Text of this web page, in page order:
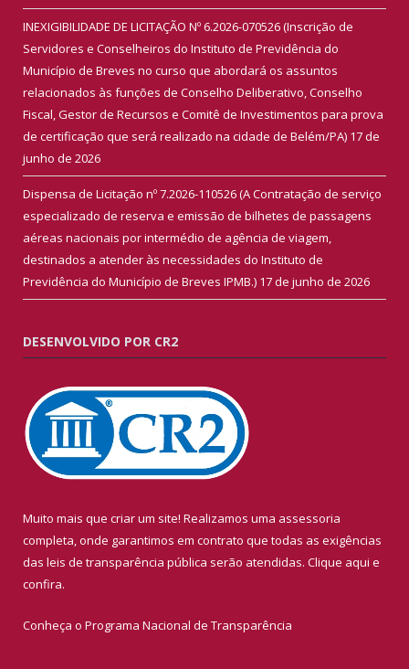
INEXIGIBILIDADE DE LICITAÇÃO Nº 6.2026-070526 (Inscrição de
Servidores e Conselheiros do Instituto de Previdência do
Município de Breves no curso que abordará os assuntos
relacionados às funções de Conselho Deliberativo, Conselho
Fiscal, Gestor de Recursos e Comitê de Investimentos para prova
de certificação que será realizado na cidade de Belém/PA) 17 de
junho de 2026
Dispensa de Licitação nº 7.2026-110526 (A Contratação de serviço
especializado de reserva e emissão de bilhetes de passagens
aéreas nacionais por intermédio de agência de viagem,
destinados a atender às necessidades do Instituto de
Previdência do Município de Breves IPMB.) 17 de junho de 2026
DESENVOLVIDO POR CR2
Muito mais que criar um site! Realizamos uma assessoria
completa, onde garantimos em contrato que todas as exigências
das leis de transparência pública serão atendidas. Clique aqui e
confira.
Conheça o Programa Nacional de Transparência